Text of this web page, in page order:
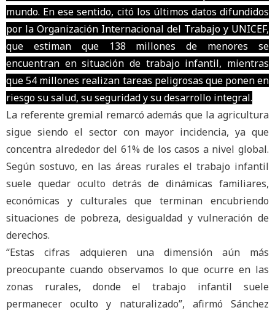
mundo. En ese sentido, citó los últimos datos difundidos
por la Organización Internacional del Trabajo y UNICEF,
que estiman que 138 millones de menores se
encuentran en situación de trabajo infantil, mientras
que 54 millones realizan tareas peligrosas que ponen en
riesgo su salud, su seguridad y su desarrollo integral.
La referente gremial remarcó además que la agricultura
sigue siendo el sector con mayor incidencia, ya que
concentra alrededor del 61% de los casos a nivel global.
Según sostuvo, en las áreas rurales el trabajo infantil
suele quedar oculto detrás de dinámicas familiares,
económicas y culturales que terminan encubriendo
situaciones de pobreza, desigualdad y vulneración de
derechos.
“Estas cifras adquieren una dimensión aún más
preocupante cuando observamos lo que ocurre en las
zonas rurales, donde el trabajo infantil suele
permanecer oculto y naturalizado”, afirmó Sánchez